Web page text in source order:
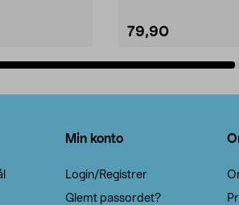
79,90
Min konto
Login/Registrer
Glemt passordet?